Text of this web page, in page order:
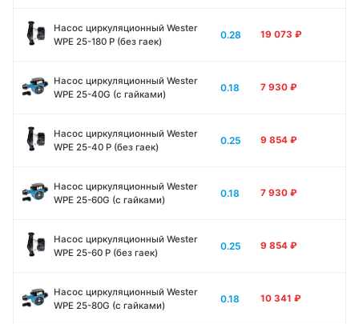
Насос циркуляционный Wester
WPE 25-180 P (без гаек)
0.28 19 073 ₽
Насос циркуляционный Wester
WPE 25-40G (с гайками)
0.18 7 930 ₽
Насос циркуляционный Wester
WPE 25-40 P (без гаек)
0.25 9 854 ₽
Насос циркуляционный Wester
WPE 25-60G (с гайками)
0.18 7 930 ₽
Насос циркуляционный Wester
WPE 25-60 P (без гаек)
0.25 9 854 ₽
Насос циркуляционный Wester
WPE 25-80G (с гайками)
0.18 10 341 ₽